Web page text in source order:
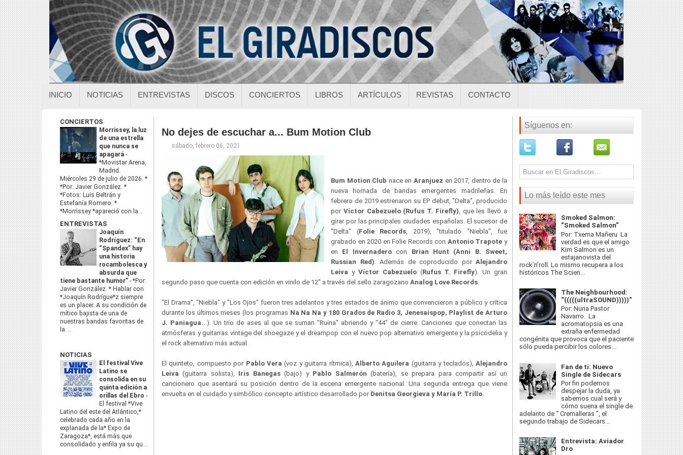
INICIO NOTICIAS ENTREVISTAS DISCOS CONCIERTOS LIBROS ARTÍCULOS REVISTAS CONTACTO
CONCIERTOS
Morrissey, la luz
de una estrella
que nunca se
apagará -
*Movistar Arena,
Madrid.
Miércoles 29 de julio de 2026. *
*Por: Javier González. *
*Fotos: Luis Beltrán y
Estefanía Romero. *
*Morrissey *apareció con la...
ENTREVISTAS
Joaquín
Rodríguez: “En
“Spandex” hay
una historia
rocambolesca y
absurda que
tiene bastante humor” -*Por:
Javier González. * Hablar con
*Joaquín Rodrígue*z siempre
es un placer. A su condición de
mítico bajista de una de
nuestras bandas favoritas de
la ...
NOTICIAS
El festival Vive
Latino se
consolida en su
quinta edición a
orillas del Ebro -
El festival *Vive
Latino del este del Atlántico,*
celebrado cada año en la
explanada de la* Expo de
Zaragoza*, está más que
consolidado y enfila ya su qu...
No dejes de escuchar a... Bum Motion Club
sábado, febrero 06, 2021
Bum Motion Club nace enAranjuez en 2017, dentro de la
nueva hornada de bandas emergentes madrileñas. En
febrero de 2019 estrenaron su EP debut, "Delta", producido
por Víctor Cabezuelo (Rufus T. Firefly), que les llevó a
girar por las principales ciudades españolas. El sucesor de
"Delta" (Folie Records, 2019), "titulado "Niebla", fue
grabado en 2020 en Folie Records con Antonio Trapotey
en El Invernaderocon Brian Hunt (Anni B. Sweet,
Russian Red). Además de coproducido por Alejandro
Leiva y Víctor Cabezuelo(Rufus T. Firefly). Un gran
segundo paso que cuenta con edición en vinilo de 12'' a través del sello zaragozano Analog Love Records.
"El Drama", "Niebla" y "Los Ojos" fueron tres adelantos y tres estados de ánimo que convencieron a público y crítica
durante los últimos meses (los programas Na Na Na y 180 Grados de Radio 3, Jenesaispop, Playlist de Arturo
J. Paniagua...). Un trío de ases al que se suman "Ruina" abriendo y "44" de cierre. Canciones que conectan las
atmósferas y guitarras vintage del shoegaze y el dreampop con el nuevo pop alternativo emergente y la psicodelia y
el rock alternativo más actual.
El quinteto, compuesto por Pablo Vera (voz y guitarra rítmica),Alberto Aguilera (guitarra y teclados),Alejandro
Leiva (guitarra solista), Iris Banegas(bajo) y Pablo Salmerón (batería), se prepara para compartir así un
cancionero que asentará su posición dentro de la escena emergente nacional. Una segunda entrega que viene
envuelta en el cuidado y simbólico concepto artístico desarrollado por Denitsa Georgieva y María P. Trillo.
Síguenos en:
Lo más leído este mes
Smoked Salmon:
“Smoked Salmon”
Por: Txema Mañeru La
verdad es que el amigo
Kim Salmon es un
estajanovista del
rock’n’roll. Lo mismo recupera a los
históricos The Scien...
The Neighbourhood:
“(((((ultraSOUND)))))”
Por: Nuria Pastor
Navarro. La
acromatopsia es una
extraña enfermedad
congénita que provoca que el paciente
sólo pueda percibir los colores...
Fan de ti: Nuevo
Single de Sidecars
Por fin podemos
despejar la duda, ya
sabemos cual será y
cómo suena el single de
adelanto de “ Cremalleras ”, el
segundo trabajo de Sidecars...
Entrevista: Aviador
Dro